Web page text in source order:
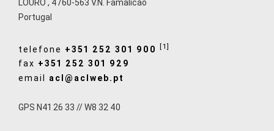
LOURO , 4760-563 V.N. Famalicão
Portugal
telefone +351 252 301 900 [1]
fax +351 252 301 929
email acl@aclweb.pt
GPS N41 26 33 // W8 32 40